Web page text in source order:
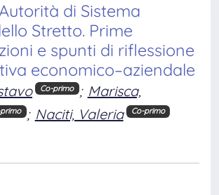
di Sistema
Stretto. Prime
e spunti di riflessione
economico–aziendale
Co-primo ; Marisca,
; Naciti, Valeria Co-primo